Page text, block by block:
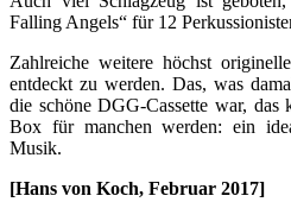
Falling Angels“ für 12
Zahlreiche weitere höchst
entdeckt zu werden. Das, was
die schöne DGG-Cassette war,
Box für manchen werden: ein
Musik.
[Hans von Koch, Februar 2017]